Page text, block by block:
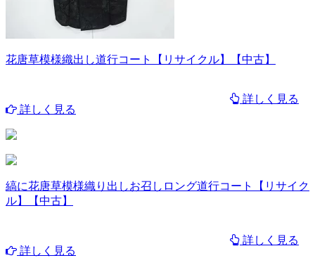
花唐草模様織出し道行コート【リサイクル】【中古】
詳しく見る
詳しく見る
縞に花唐草模様織り出しお召しロング道行コート【リサイク
ル】【中古】
詳しく見る
詳しく見る